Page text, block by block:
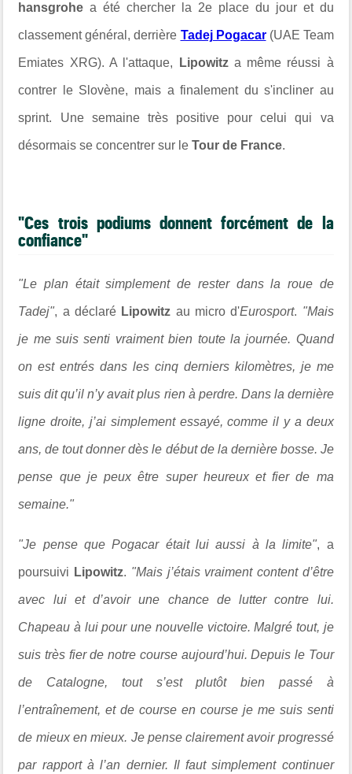
hansgrohe a été chercher la 2e place du jour et du
classement général, derrière Tadej Pogacar(UAE Team
Emiates XRG). A l'attaque, Lipowitz a même réussi à
contrer le Slovène, mais a finalement du s'incliner au
sprint. Une semaine très positive pour celui qui va
désormais se concentrer sur leTour de France.
"Ces trois podiums donnent forcément de la
confiance"
"Le plan était simplement de rester dans la roue de
Tadej", a déclaré Lipowitz au micro d'Eurosport. "Mais
je me suis senti vraiment bien toute la journée. Quand
on est entrés dans les cinq derniers kilomètres, je me
suis dit qu’il n’y avait plus rien à perdre. Dans la dernière
ligne droite, j’ai simplement essayé, comme il y a deux
ans, de tout donner dès le début de la dernière bosse. Je
pense que je peux être super heureux et fier de ma
semaine."
"Je pense que Pogacar était lui aussi à la limite", a
poursuivi Lipowitz. "Mais j’étais vraiment content d’être
avec lui et d’avoir une chance de lutter contre lui.
Chapeau à lui pour une nouvelle victoire. Malgré tout, je
suis très fier de notre course aujourd’hui. Depuis le Tour
de Catalogne, tout s’est plutôt bien passé à
l’entraînement, et de course en course je me suis senti
de mieux en mieux. Je pense clairement avoir progressé
par rapport à l’an dernier. Il faut simplement continuer